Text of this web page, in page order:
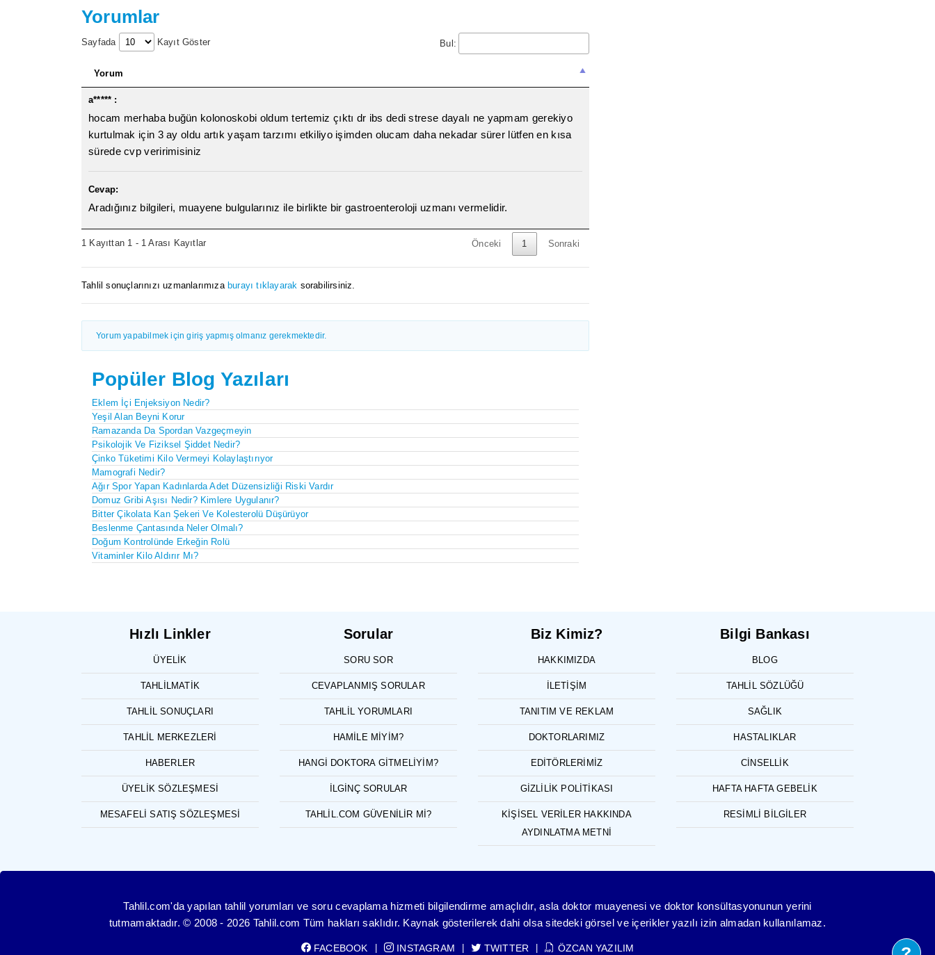
Yorumlar
Sayfada Kayıt Göster Bul:
Yorum
a***** :
hocam merhaba buğün kolonoskobi oldum tertemiz çıktı dr ibs dedi strese dayalı ne yapmam gerekiyo
kurtulmak için 3 ay oldu artık yaşam tarzımı etkiliyo işimden olucam daha nekadar sürer lütfen en kısa
sürede cvp veririmisiniz
Cevap:
Aradığınız bilgileri, muayene bulgularınız ile birlikte bir gastroenteroloji uzmanı vermelidir.
1 Kayıttan 1 - 1 Arası Kayıtlar Önceki 1 Sonraki
Tahlil sonuçlarınızı uzmanlarımıza burayı tıklayarak sorabilirsiniz.
Yorum yapabilmek için giriş yapmış olmanız gerekmektedir.
Popüler Blog Yazıları
Eklem İçi Enjeksiyon Nedir?
Yeşil Alan Beyni Korur
Ramazanda Da Spordan Vazgeçmeyin
Psikolojik Ve Fiziksel Şiddet Nedir?
Çinko Tüketimi Kilo Vermeyi Kolaylaştırıyor
Mamografi Nedir?
Ağır Spor Yapan Kadınlarda Adet Düzensizliği Riski Vardır
Domuz Gribi Aşısı Nedir? Kimlere Uygulanır?
Bitter Çikolata Kan Şekeri Ve Kolesterolü Düşürüyor
Beslenme Çantasında Neler Olmalı?
Doğum Kontrolünde Erkeğin Rolü
Vitaminler Kilo Aldırır Mı?
Hızlı Linkler
ÜYELIK
TAHLILMATIK
TAHLIL SONUÇLARI
TAHLIL MERKEZLERI
HABERLER
ÜYELIK SÖZLEŞMESI
MESAFELI SATIŞ SÖZLEŞMESI
Sorular
SORU SOR
CEVAPLANMIŞ SORULAR
TAHLIL YORUMLARI
HAMILE MIYIM?
HANGI DOKTORA GITMELIYIM?
İLGINÇ SORULAR
TAHLIL.COM GÜVENILIR MI?
Biz Kimiz?
HAKKIMIZDA
İLETIŞIM
TANITIM VE REKLAM
DOKTORLARIMIZ
EDITÖRLERIMIZ
GIZLILIK POLITIKASI
KIŞISEL VERILER HAKKINDA
AYDINLATMA METNI
Bilgi Bankası
BLOG
TAHLIL SÖZLÜĞÜ
SAĞLIK
HASTALIKLAR
CINSELLIK
HAFTA HAFTA GEBELIK
RESIMLI BILGILER
Tahlil.com'da yapılan tahlil yorumları ve soru cevaplama hizmeti bilgilendirme amaçlıdır, asla doktor muayenesi ve doktor konsültasyonunun yerini
tutmamaktadır. © 2008 - 2026 Tahlil.com Tüm hakları saklıdır. Kaynak gösterilerek dahi olsa sitedeki görsel ve içerikler yazılı izin almadan kullanılamaz.
FACEBOOK INSTAGRAM TWITTER ÖZCAN YAZILIM